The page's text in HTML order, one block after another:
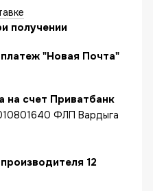
получении
"Новая Почта"
на счет Приватбанк
ФЛП Вардыга
12